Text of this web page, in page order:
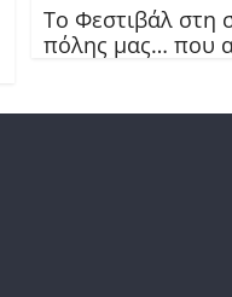
Το Φεστιβάλ στη
πόλης μας… που